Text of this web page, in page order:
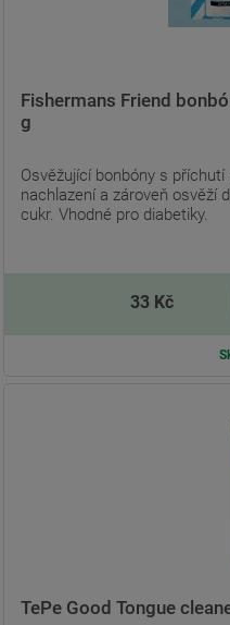
Fishermans Friend
g
Osvěžující bonbóny s
nachlazení a zároveň osvěží
cukr. Vhodné pro diabetiky.
33 Kč
TePe Good Tongue